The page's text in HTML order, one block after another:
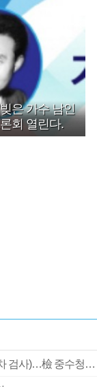
은 가수 남인
회 열린다.
검사 신분 버리고 직급하향(10년 이하 저연차 검사)…檢 중수청행 기피